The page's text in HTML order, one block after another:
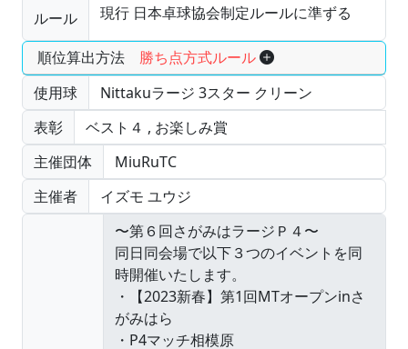
ルール
現行 日本卓球協会制定ルールに準ずる
順位算出方法 勝ち点方式ルール
使用球
Nittakuラージ 3スター クリーン
表彰
ベスト４ , お楽しみ賞
主催団体
MiuRuTC
主催者
イズモ ユウジ